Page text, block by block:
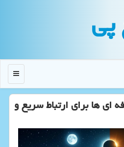
پی
منو
ای ها برای ارتباط سریع و